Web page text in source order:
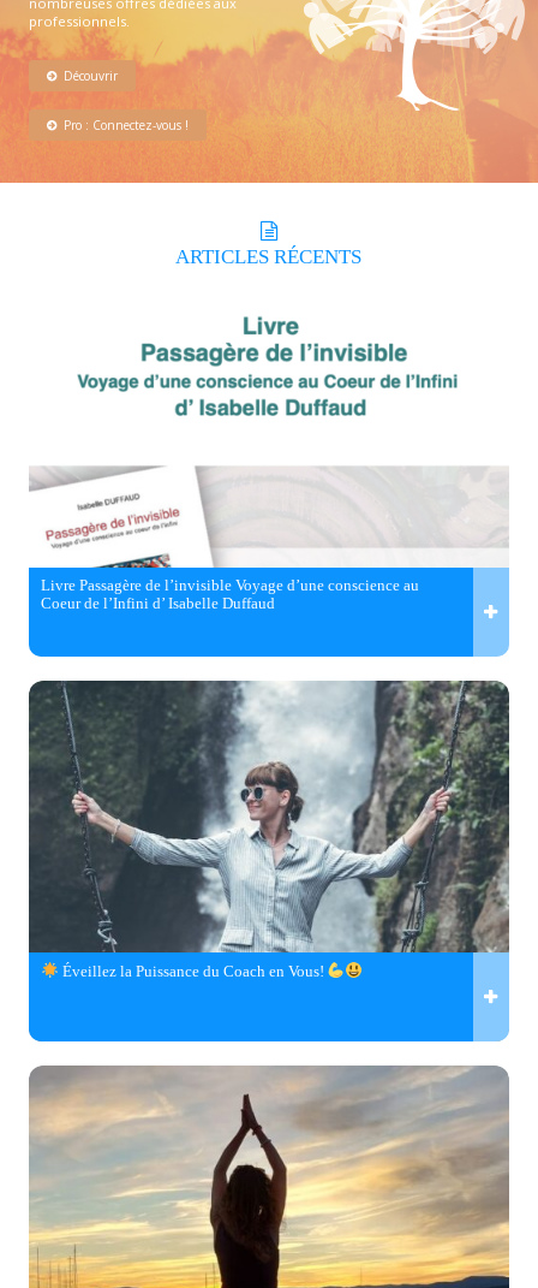
professionnels.
Découvrir
Pro : Connectez-vous !
ARTICLES RÉCENTS
Livre Passagère de l’invisible Voyage d’une conscience au
Coeur de l’Infini d’ Isabelle Duffaud
Éveillez la Puissance du Coach en Vous!